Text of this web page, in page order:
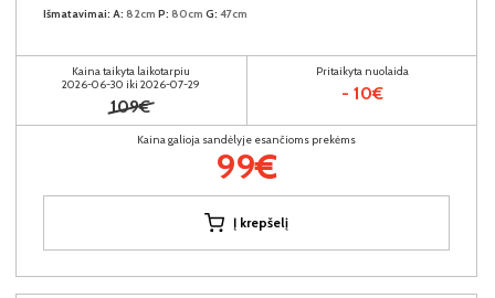
Išmatavimai: A: 82cm P: 80cm G: 47cm
Kaina taikyta laikotarpiu
2026-06-30 iki 2026-07-29
109€
Pritaikyta nuolaida
- 10€
Kaina galioja sandėlyje esančioms prekėms
99€
Į krepšelį